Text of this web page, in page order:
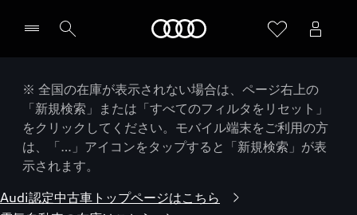
※ 全国の在庫が表示されない場合は、ページ右上の
「新規検索」または「すべてのフィルタをリセット」
をクリックしてください。モバイル端末をご利用の方
は、「…」アイコンをタップすると「新規検索」が表
示されます。
Audi認定中古車トップページはこちら